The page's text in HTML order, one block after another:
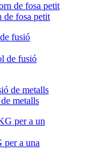
de fosa petit
de fusió
metalls
a una